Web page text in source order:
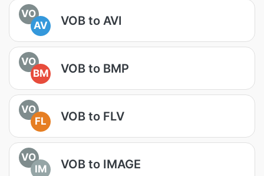
VO
AV
VOB to AVI
VO
BM
VOB to BMP
VO
FL
VOB to FLV
VO
IM
VOB to IMAGE